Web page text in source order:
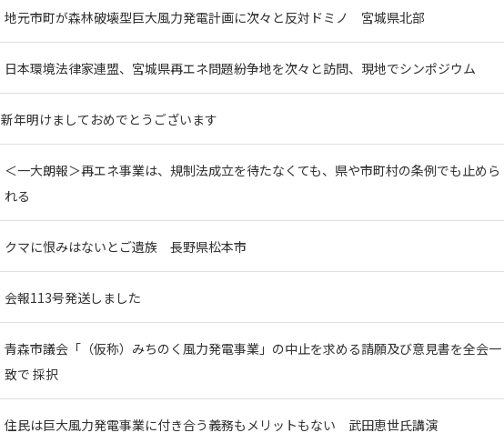
地元市町が森林破壊型巨大風力発電計画に次々と反対ドミノ 宮城県北部
日本環境法律家連盟、宮城県再エネ問題紛争地を次々と訪問、現地でシンポジウム
新年明けましておめでとうございます
＜一大朗報＞再エネ事業は、規制法成立を待たなくても、県や市町村の条例でも止めら
れる
クマに恨みはないとご遺族 長野県松本市
会報113号発送しました
青森市議会「（仮称）みちのく風力発電事業」の中止を求める請願及び意見書を全会一
致で 採択
住民は巨大風力発電事業に付き合う義務もメリットもない 武田恵世氏講演